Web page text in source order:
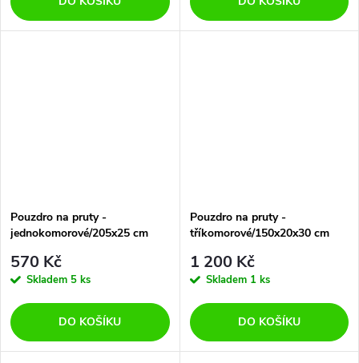
Pouzdro na pruty -
jednokomorové/205x25 cm
570 Kč
Skladem 5 ks
DO KOŠÍKU
Pouzdro na pruty -
tříkomorové/150x20x30 cm
1 200 Kč
Skladem 1 ks
DO KOŠÍKU